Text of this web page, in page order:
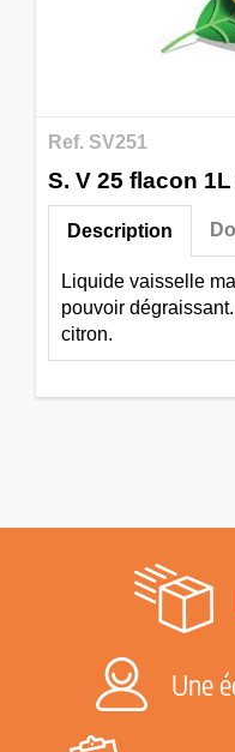
Ref. SV251
S. V 25 flacon
Description
Liquide vaisselle
pouvoir
citron.
Une